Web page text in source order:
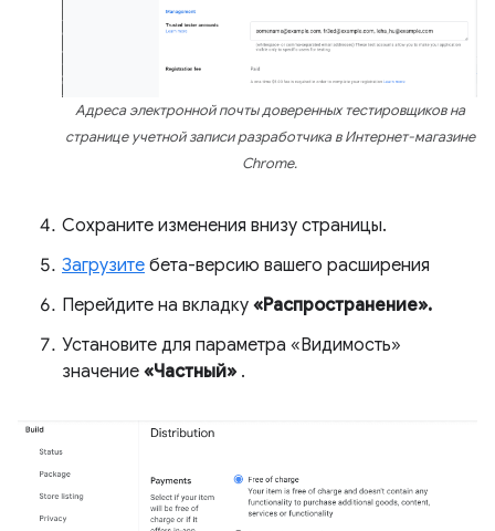
Адреса электронной почты доверенных тестировщиков на
странице учетной записи разработчика в Интернет-магазине
Chrome.
Сохраните изменения внизу страницы.
Загрузите бета-версию вашего расширения
Перейдите на вкладку «Распространение».
Установите для параметра «Видимость»
значение «Частный» .